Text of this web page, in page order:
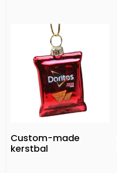
Custom-made
kerstbal